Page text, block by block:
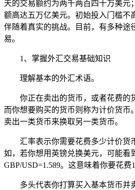
天的交易额约为两千两百四十万美元
额高达五万亿美元。初始投入门槛不
伴随着真实的挑战。目前，有多种途
易。
1、掌握外汇交易基础知识
理解基本的外汇术语。
你正在卖出的货币，或者花费的
而你想要购买的货币则称为计价货币
卖出一类货币来换取另一类货币。
汇率表示你需要花费多少计价货
如，若你想用英镑兑换美元，可能看
GBP/USD=1.589。这意味着你要花费
多头代表你打算买入基本货币并